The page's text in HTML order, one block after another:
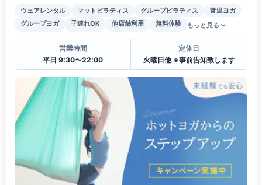
ウェアレンタル マットピラティス グループピラティス
常温ヨガ
グループヨガ
子連れOK 他店舗利用 無料体験 もっと見る
営業時間
平日 9:30〜22:00
定休日
火曜日他 ※事前告知致します